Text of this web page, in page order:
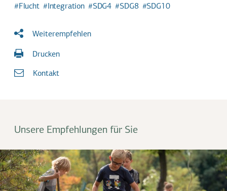
Flucht
Integration SDG4 SDG8 SDG10
Weiterempfehlen
Drucken
Kontakt
Unsere Empfehlungen für Sie